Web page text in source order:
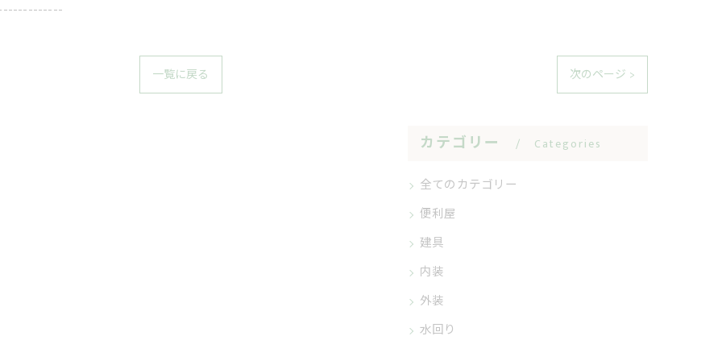
一覧に戻る 次のページ >
カテゴリー Categories
全てのカテゴリー
便利屋
建具
内装
外装
水回り